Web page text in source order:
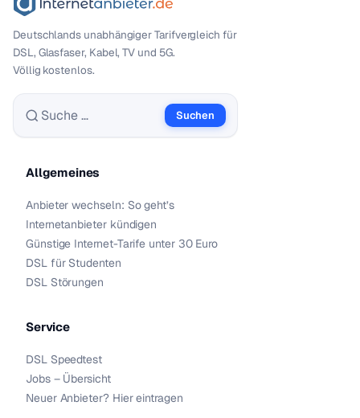
Deutschlands unabhängiger Tarif­vergleich für
DSL, Glasfaser, Kabel, TV und 5G.
Völlig kostenlos.
Suche nach:
Suchen
Allgemeines
Anbieter wechseln: So geht’s
Internetanbieter kündigen
Günstige Internet-Tarife unter 30 Euro
DSL für Studenten
DSL Störungen
Service
DSL Speedtest
Jobs – Übersicht
Neuer Anbieter? Hier eintragen